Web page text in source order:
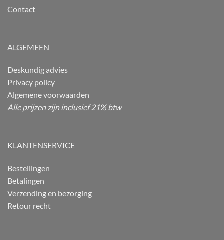
Contact
ALGEMEEN
Deskundig advies
Privacy policy
Algemene voorwaarden
Alle prijzen zijn inclusief 21% btw
KLANTENSERVICE
Bestellingen
Betalingen
Verzending en bezorging
Retour recht